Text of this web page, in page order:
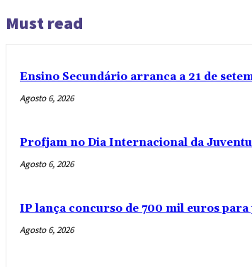
Must read
Ensino Secundário arranca a 21 de
Agosto 6, 2026
Profjam no Dia Internacional da
Agosto 6, 2026
IP lança concurso de 700 mil euros
Agosto 6, 2026